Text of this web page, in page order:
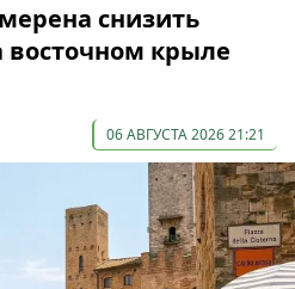
снизить
восточном крыле
06 АВГУСТА 2026 21:21